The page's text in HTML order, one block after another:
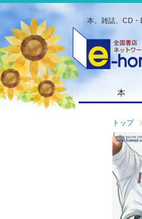
本、雑誌、CD・
本
トップ